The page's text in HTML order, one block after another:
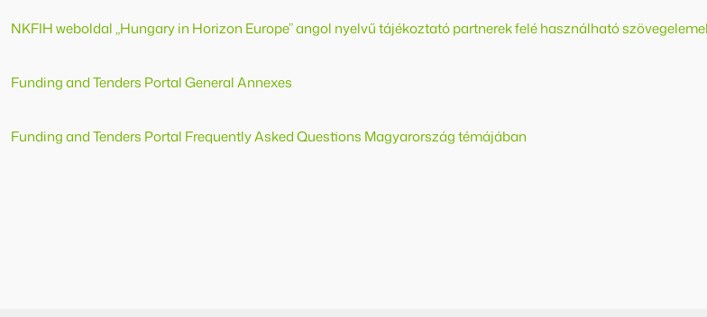
NKFIH weboldal „Hungary in Horizon Europe” angol nyelvű tájékoztató partnerek felé használható
Funding and Tenders Portal General Annexes
Funding and Tenders Portal Frequently Asked Questions Magyarország témájában